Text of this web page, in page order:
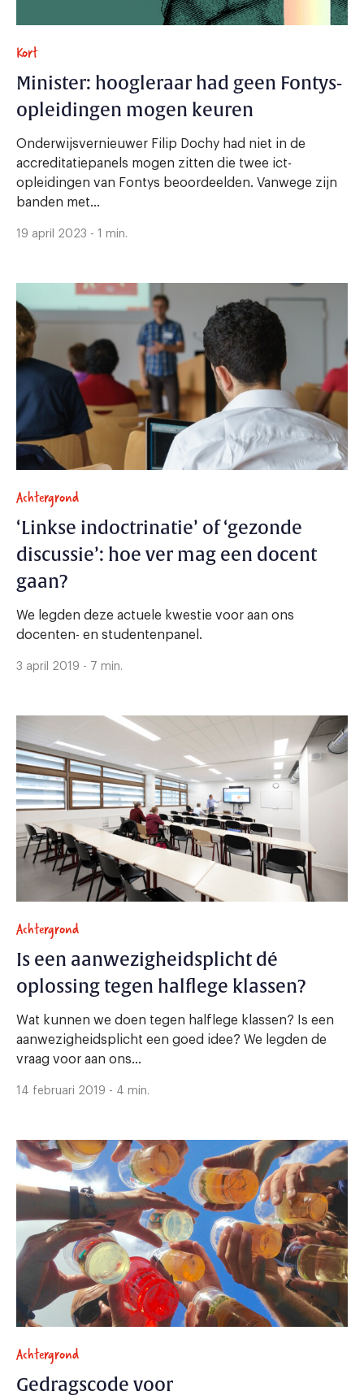
Kort
Minister: hoogleraar had geen Fontys-
opleidingen mogen keuren
Onderwijsvernieuwer Filip Dochy had niet in de
accreditatiepanels mogen zitten die twee ict-
opleidingen van Fontys beoordeelden. Vanwege zijn
banden met...
19 april 2023 - 1 min.
Achtergrond
‘Linkse indoctrinatie’ of ‘gezonde
discussie’: hoe ver mag een docent
gaan?
We legden deze actuele kwestie voor aan ons
docenten- en studentenpanel.
3 april 2019 - 7 min.
Achtergrond
Is een aanwezigheidsplicht dé
oplossing tegen halflege klassen?
Wat kunnen we doen tegen halflege klassen? Is een
aanwezigheidsplicht een goed idee? We legden de
vraag voor aan ons...
14 februari 2019 - 4 min.
Achtergrond
Gedragscode voor